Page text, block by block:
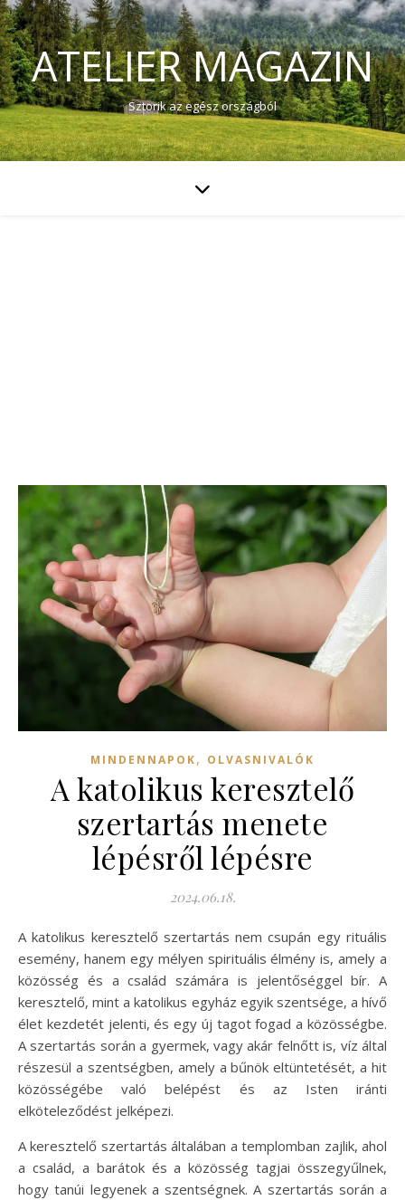
ATELIER MAGAZIN
Sztorik az egész országból
MINDENNAPOK, OLVASNIVALÓK
A katolikus keresztelő
szertartás menete
lépésről lépésre
2024.06.18.
A katolikus keresztelő szertartás nem csupán egy rituális
esemény, hanem egy mélyen spirituális élmény is, amely a
közösség és a család számára is jelentőséggel bír. A
keresztelő, mint a katolikus egyház egyik szentsége, a hívő
élet kezdetét jelenti, és egy új tagot fogad a közösségbe.
A szertartás során a gyermek, vagy akár felnőtt is, víz által
részesül a szentségben, amely a bűnök eltüntetését, a hit
közösségébe való belépést és az Isten iránti
elköteleződést jelképezi.
A keresztelő szertartás általában a templomban zajlik, ahol
a család, a barátok és a közösség tagjai összegyűlnek,
hogy tanúi legyenek a szentségnek. A szertartás során a